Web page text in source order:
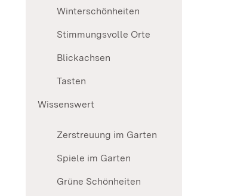
Winterschönheiten
Stimmungsvolle Orte
Blickachsen
Tasten
Wissenswert
Zerstreuung im Garten
Spiele im Garten
Grüne Schönheiten